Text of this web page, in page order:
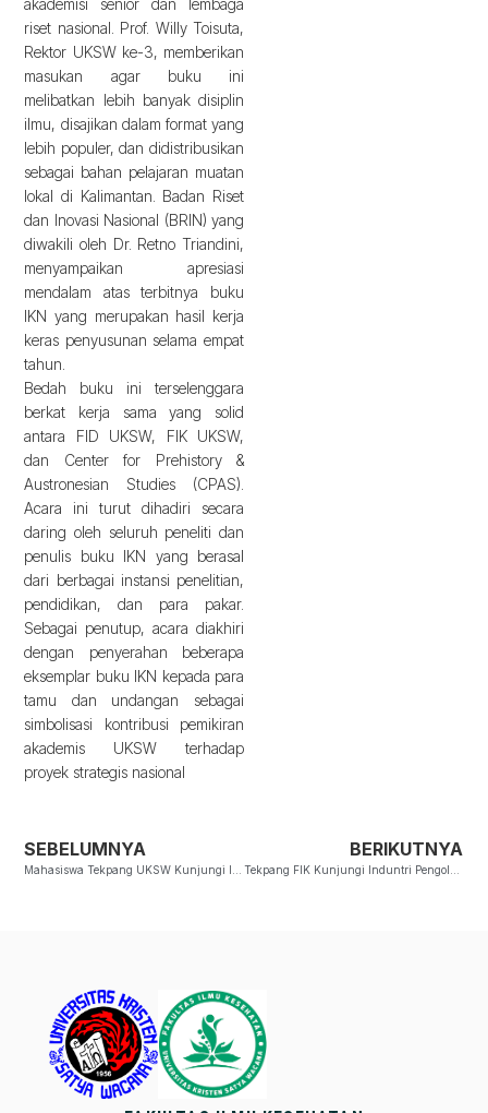
akademisi senior dan lembaga
riset nasional. Prof. Willy Toisuta,
Rektor UKSW ke-3, memberikan
masukan agar buku ini
melibatkan lebih banyak disiplin
ilmu, disajikan dalam format yang
lebih populer, dan didistribusikan
sebagai bahan pelajaran muatan
lokal di Kalimantan. Badan Riset
dan Inovasi Nasional (BRIN) yang
diwakili oleh Dr. Retno Triandini,
menyampaikan apresiasi
mendalam atas terbitnya buku
IKN yang merupakan hasil kerja
keras penyusunan selama empat
tahun.
Bedah buku ini terselenggara
berkat kerja sama yang solid
antara FID UKSW, FIK UKSW,
dan Center for Prehistory &
Austronesian Studies (CPAS).
Acara ini turut dihadiri secara
daring oleh seluruh peneliti dan
penulis buku IKN yang berasal
dari berbagai instansi penelitian,
pendidikan, dan para pakar.
Sebagai penutup, acara diakhiri
dengan penyerahan beberapa
eksemplar buku IKN kepada para
tamu dan undangan sebagai
simbolisasi kontribusi pemikiran
akademis UKSW terhadap
proyek strategis nasional
SEBELUMNYA BERIKUTNYA